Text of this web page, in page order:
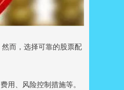
而，选择可靠的股票配
用、风险控制措施等。